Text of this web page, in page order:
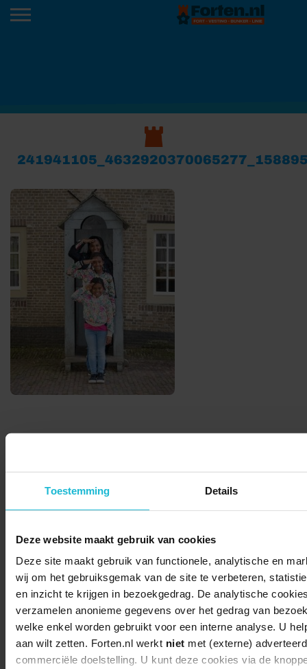
Toestemming Details
Deze website maakt gebruik van cookies
Deze site maakt gebruik van functionele, analytische en
wij om het gebruiksgemak van de site te verbeteren,
en inzicht te krijgen in bezoekgedrag. De analytische
verzamelen anonieme gegevens over het gedrag van
welke enkel worden gebruikt voor een interne analyse. U
aan wilt zetten. Forten.nl werkt niet met (externe)
commerciële doelstelling. U kunt deze cookies via de